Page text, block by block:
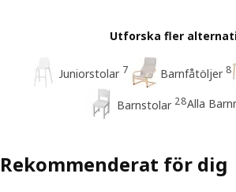
Utforska fler
Juniorstolar 7 Barnfåtöljer 8
Barnstolar 28Alla
Rekommenderat för dig